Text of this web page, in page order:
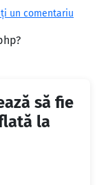
un comentariu
să fie
la